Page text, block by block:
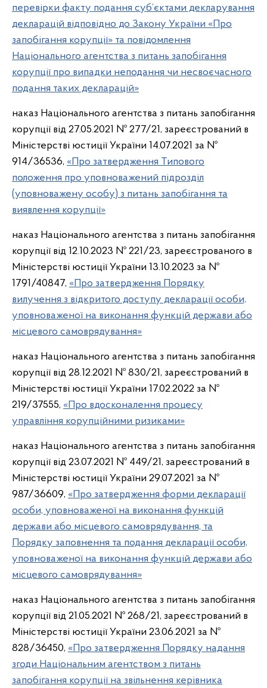
перевірки факту подання суб’єктами декларування
декларацій відповідно до Закону України «Про
запобігання корупції» та повідомлення
Національного агентства з питань запобігання
корупції про випадки неподання чи несвоєчасного
подання таких декларацій»
наказ Національного агентства з питань запобігання
корупції від 27.05.2021 № 277/21, зареєстрований в
Міністерстві юстиції України 14.07.2021 за №
914/36536, «Про затвердження Типового
положення про уповноважений підрозділ
(уповноважену особу) з питань запобігання та
виявлення корупції»
наказ Національного агентства з питань запобігання
корупції від 12.10.2023 № 221/23, зареєстрованого в
Міністерстві юстиції України 13.10.2023 за №
1791/40847, «Про затвердження Порядку
вилучення з відкритого доступу декларації особи,
уповноваженої на виконання функцій держави або
місцевого самоврядування»
наказ Національного агентства з питань запобігання
корупції від 28.12.2021 № 830/21, зареєстрований в
Міністерстві юстиції України 17.02.2022 за №
219/37555, «Про вдосконалення процесу
управління корупційними ризиками»
наказ Національного агентства з питань запобігання
корупції від 23.07.2021 № 449/21, зареєстрований в
Міністерстві юстиції України 29.07.2021 за №
987/36609, «Про затвердження форми декларації
особи, уповноваженої на виконання функцій
держави або місцевого самоврядування, та
Порядку заповнення та подання декларації особи,
уповноваженої на виконання функцій держави або
місцевого самоврядування»
наказ Національного агентства з питань запобігання
корупції від 21.05.2021 № 268/21, зареєстрований в
Міністерстві юстиції України 23.06.2021 за №
828/36450, «Про затвердження Порядку надання
згоди Національним агентством з питань
запобігання корупції на звільнення керівника